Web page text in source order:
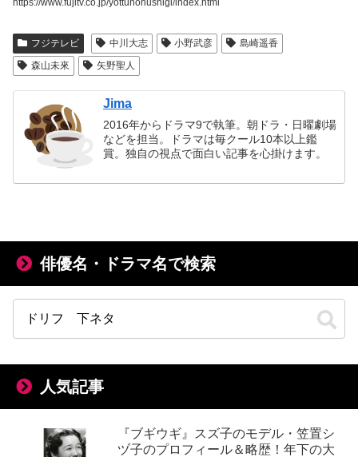
https://www.fujitv.co.jp/yottunohushigi/index.html
フジテレビ 中川大志 小野武彦
島崎遥香
森山未來
矢野聖人
Jima
2016年からドラマ9で執筆。朝ドラ・日曜劇場
などを担当。ドラマは毎クール10本以上鑑
賞。独自の視点で面白い記事を心掛けます。
俳優名・ドラマ名で検索
人気記事
『ブギウギ』スズ子のモデル・笠置シ
ヅ子のプロフィール＆略歴！年下の大